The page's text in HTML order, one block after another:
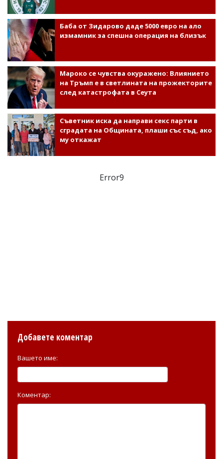
Баба от Зидарово даде 5000 евро на ало
измамник за спешна операция на близък
Мароко се чувства окуражено: Влиянието
на Тръмп е в светлината на прожекторите
след катастрофата в Сеута
Съветник иска да направи секс парти в
сградата на Общината, плаши със съд, ако
му откажат
Error9
Добавете коментар
Вашето име:
Коментар: